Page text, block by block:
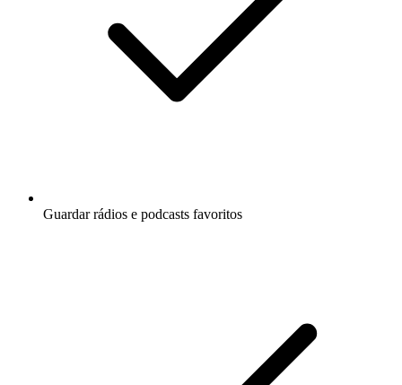
Guardar rádios e podcasts favoritos